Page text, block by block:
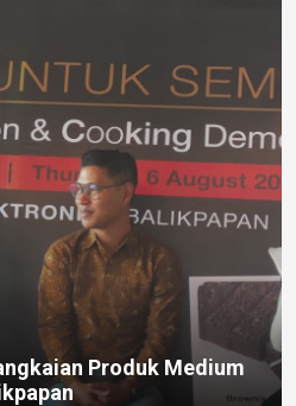
Produk Medium